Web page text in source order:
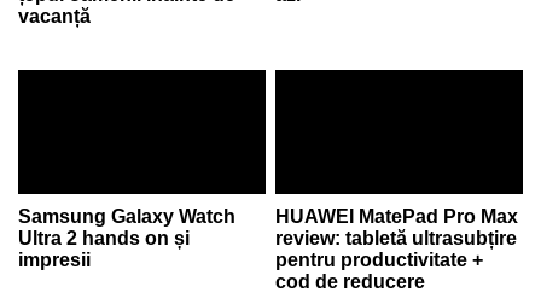
vacanță
Samsung Galaxy Watch
Ultra 2 hands on și
impresii
HUAWEI MatePad Pro Max
review: tabletă ultrasubțire
pentru productivitate +
cod de reducere